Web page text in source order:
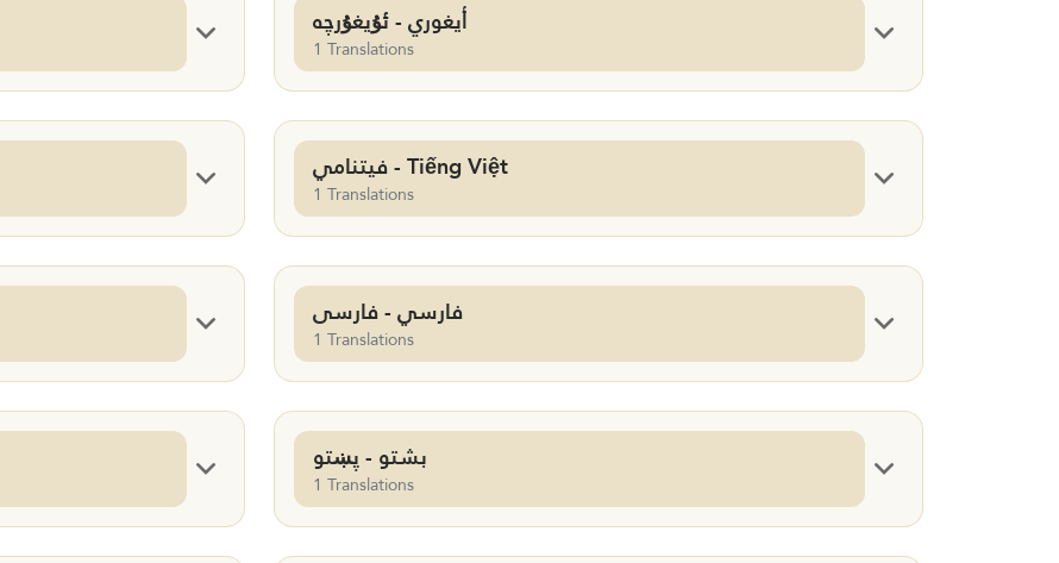
أيغوري - ئۇيغۇرچە
1 Translations
فيتنامي - Tiếng Việt
1 Translations
فارسي - فارسی
1 Translations
بشتو - پښتو
1 Translations